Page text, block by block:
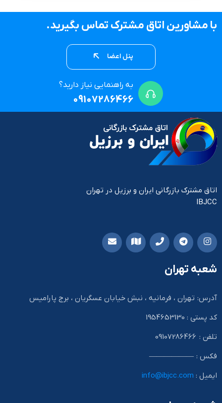
با مشاورین اتاق مشترک تماس بگیرید.
پنل اعضا
به راهنمایی نیاز دارید؟
09107286466
اتاق مشترک بازرگانی ایران و برزیل در تهران
IBJCC
شعبه تهران
آدرس: تهران ، فرمانیه ، نبش خیابان عسگریان ، برج پارامیس
کد پستی : 1954653130
تلفن : 09107286466
فکس : ——————
ایمیل : info@ibjcc.com